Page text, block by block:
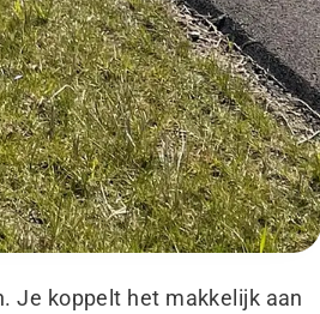
Je koppelt het makkelijk aan